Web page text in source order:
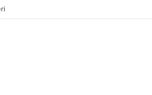
Rehberi